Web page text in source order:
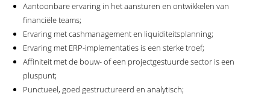
Aantoonbare ervaring in het aansturen en ontwikkelen van
financiële teams;
Ervaring met cashmanagement en liquiditeitsplanning;
Ervaring met ERP-implementaties is een sterke troef;
Affiniteit met de bouw- of een projectgestuurde sector is een
pluspunt;
Punctueel, goed gestructureerd en analytisch;